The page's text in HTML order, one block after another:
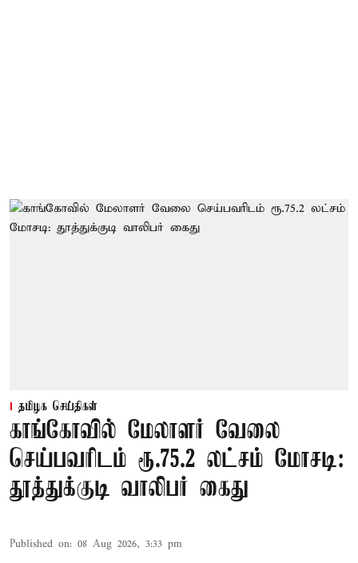
தமிழக செய்திகள்
காங்கோவில் மேலாளர் வேலை
செய்பவரிடம் ரூ.75.2 லட்சம் மோசடி:
தூத்துக்குடி வாலிபர் கைது
Published on: 08 Aug 2026, 3:33 pm